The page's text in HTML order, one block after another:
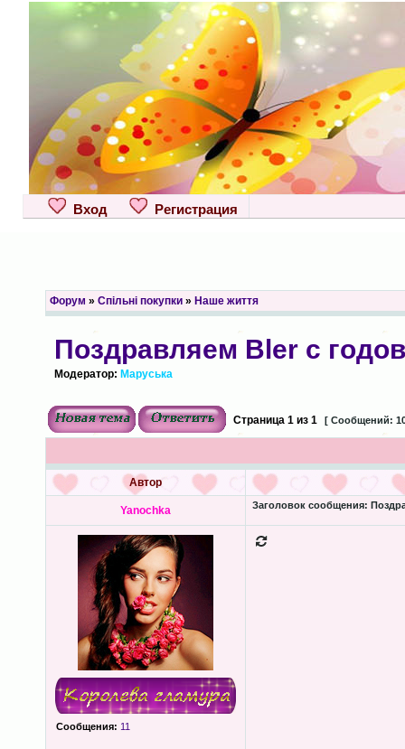
Вход Регистрация
Форум » Спільні покупки» Наше життя
Поздравляем Bler с
Модератор: Маруська
Страница 1из 1 [ Сообщений:
Автор
Yanochka Заголовок сообщения:
Сообщения: 11